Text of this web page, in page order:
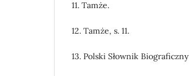
11. Tamże.
12. Tamże, s. 11.
13. Polski Słownik